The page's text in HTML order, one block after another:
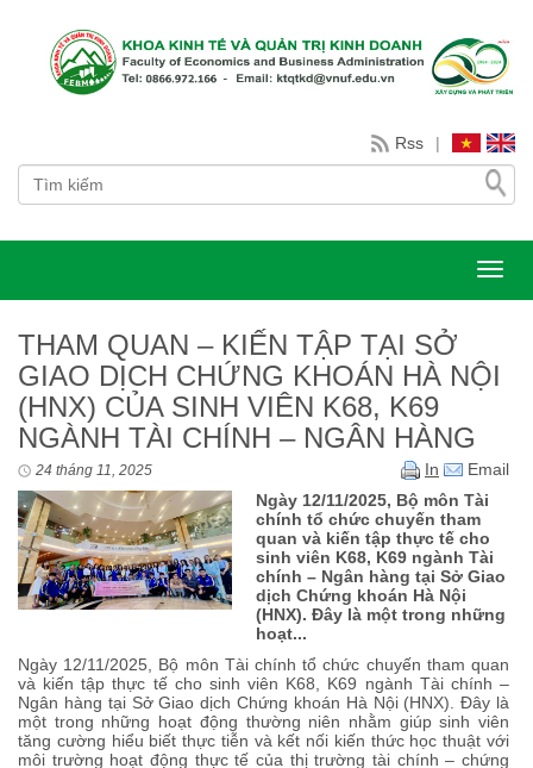
Rss |
THAM QUAN – KIẾN TẬP TẠI SỞ
GIAO DỊCH CHỨNG KHOÁN HÀ NỘI
(HNX) CỦA SINH VIÊN K68, K69
NGÀNH TÀI CHÍNH – NGÂN HÀNG
24 tháng 11, 2025 In
Email
Ngày 12/11/2025, Bộ môn Tài
chính tổ chức chuyến tham
quan và kiến tập thực tế cho
sinh viên K68, K69 ngành Tài
chính – Ngân hàng tại Sở Giao
dịch Chứng khoán Hà Nội
(HNX). Đây là một trong những
hoạt...
Ngày 12/11/2025, Bộ môn Tài chính tổ chức chuyến tham quan
và kiến tập thực tế cho sinh viên K68, K69 ngành Tài chính –
Ngân hàng tại Sở Giao dịch Chứng khoán Hà Nội (HNX). Đây là
một trong những hoạt động thường niên nhằm giúp sinh viên
tăng cường hiểu biết thực tiễn và kết nối kiến thức học thuật với
môi trường hoạt động thực tế của thị trường tài chính – chứng